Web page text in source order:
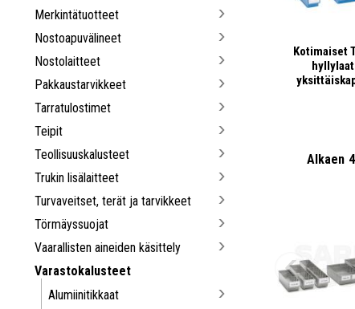
Merkintätuotteet
Nostoapuvälineet
Nostolaitteet
Pakkaustarvikkeet
Tarratulostimet
Teipit
Teollisuuskalusteet
Trukin lisälaitteet
Turvaveitset, terät ja tarvikkeet
Törmäyssuojat
Vaarallisten aineiden käsittely
Varastokalusteet
Alumiinitikkaat
Kotimaiset
Alkaen